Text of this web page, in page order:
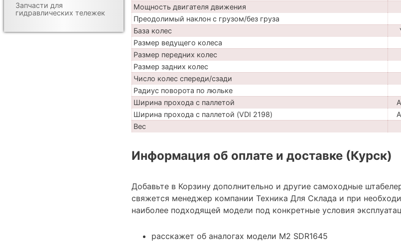
Мощность двигателя движения
Преодолимый наклон с грузом/без груза
База колес
Размер ведущего колеса
Размер передних колес
Размер задних колес
Число колес спереди/сзади
Радиус поворота по люльке
Ширина прохода с паллетой
Ширина прохода с паллетой (VDI 2198)
Вес
Информация об оплате и доставке (Курск)
Добавьте в Корзину дополнительно и другие самоходные
свяжется менеджер компании Техника Для Склада и при
наиболее подходящей модели под конкретные условия
расскажет об аналогах модели M2 SDR1645
Запчасти для
гидравлических тележек